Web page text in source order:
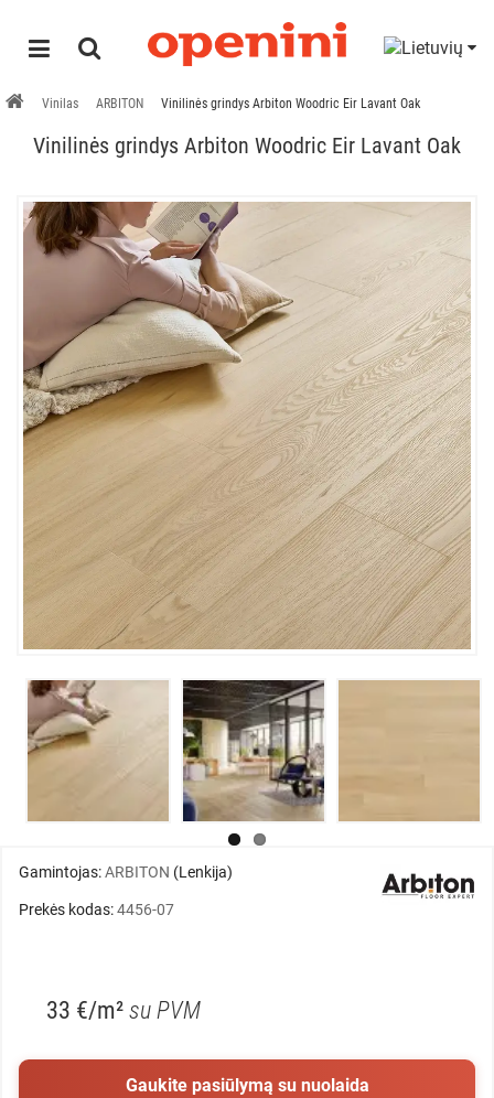
Vinilas ARBITON Vinilinės grindys Arbiton Woodric Eir Lavant Oak
Vinilinės grindys Arbiton Woodric Eir Lavant Oak
Gamintojas:ARBITON (Lenkija)
Prekės kodas:4456-07
33 €/m² su PVM
Gaukite pasiūlymą su nuolaida